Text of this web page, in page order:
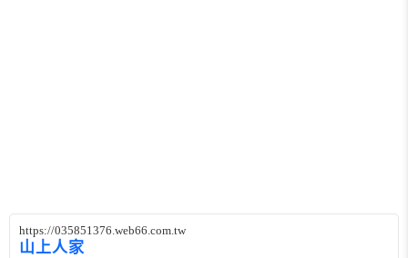
https://035851376.web66.com.tw
山上人家